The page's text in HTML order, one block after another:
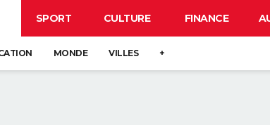
SPORT CULTURE FINANCE
MONDE VILLES +